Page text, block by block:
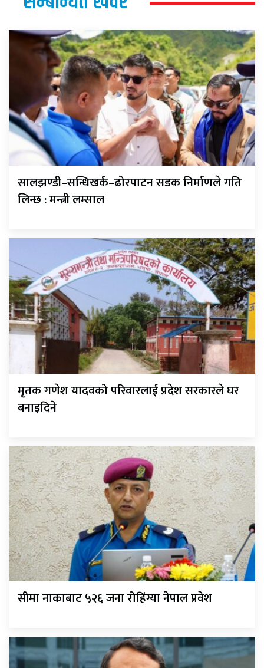
सालझण्डी–सन्धिखर्क–ढोरपाटन सडक निर्माणले गति
लिन्छ : मन्त्री लम्साल
मृतक गणेश यादवको परिवारलाई प्रदेश सरकारले घर
बनाइदिने
सीमा नाकाबाट ५२६ जना रोहिंग्या नेपाल प्रवेश